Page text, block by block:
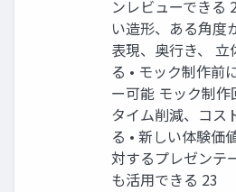
ンレビューできる
い造形、ある角度
表現、奥行き、
る • モック制作前
ー可能 モック制
タイム削減、コス
る • 新しい体験価
対するプレゼンテ
も活用できる 23